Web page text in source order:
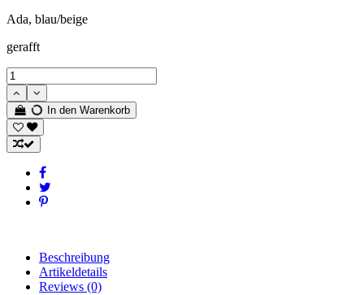
Ada, blau/beige
gerafft
In den Warenkorb
Beschreibung
Artikeldetails
Reviews (0)